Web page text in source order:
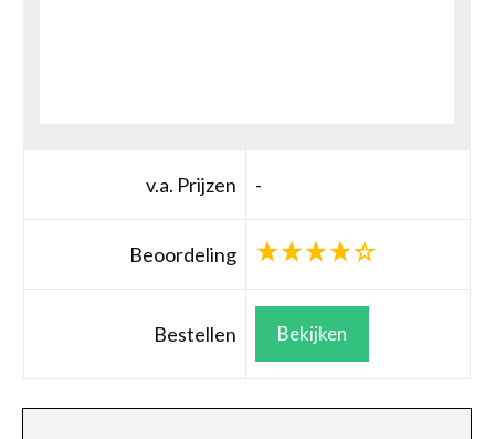
v.a. Prijzen -
Beoordeling
Bestellen Bekijken